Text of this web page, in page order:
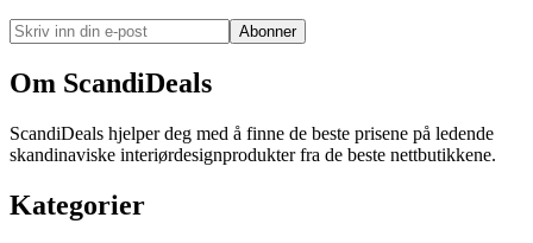
Abonner
Om ScandiDeals
ScandiDeals hjelper deg med å finne de beste prisene på ledende
skandinaviske interiørdesignprodukter fra de beste nettbutikkene.
Kategorier